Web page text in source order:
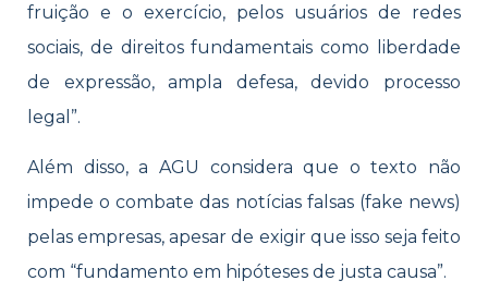
fruição e o exercício, pelos usuários de redes
sociais, de direitos fundamentais como liberdade
de expressão, ampla defesa, devido processo
legal”.
Além disso, a AGU considera que o texto não
impede o combate das notícias falsas (fake news)
pelas empresas, apesar de exigir que isso seja feito
com “fundamento em hipóteses de justa causa”.